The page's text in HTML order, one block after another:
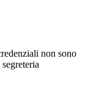
non sono